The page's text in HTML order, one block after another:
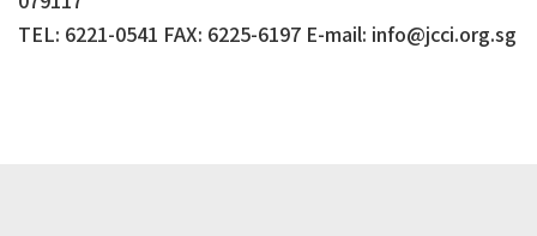
TEL: 6221-0541 FAX: 6225-6197 E-mail: info@jcci.org.sg